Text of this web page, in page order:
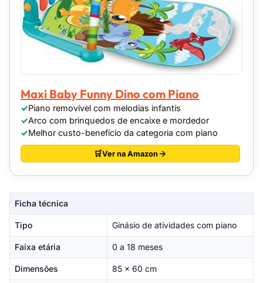
Maxi Baby Funny Dino com Piano
Piano removível com melodias infantis
Arco com brinquedos de encaixe e mordedor
Melhor custo-benefício da categoria com piano
Ver na Amazon
Ficha técnica
Tipo Ginásio de atividades com piano
Faixa etária 0 a 18 meses
Dimensões 85 x 60 cm